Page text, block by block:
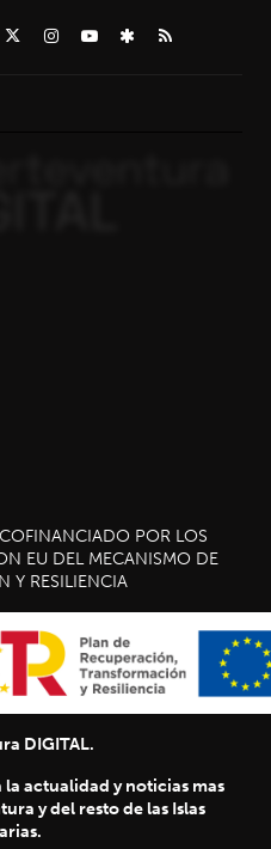
POR LOS
EU DEL MECANISMO DE
Y RESILIENCIA
DIGITAL.
actualidad y noticias mas
y del resto de las Islas